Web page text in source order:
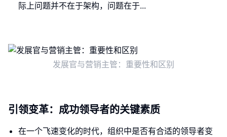
际上问题并不在于架构，问题在于...
发展官与营销主管：重要性和区别
引领变革：成功领导者的关键素质
在一个飞速变化的时代，组织中是否有合适的领导者变